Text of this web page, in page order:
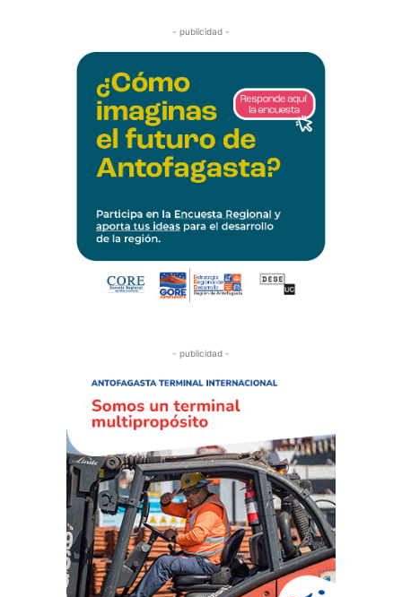
- publicidad -
- publicidad -